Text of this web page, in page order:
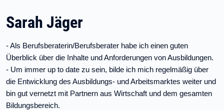
Sarah Jäger
- Als Berufsberaterin/Berufsberater habe ich einen guten
Überblick über die Inhalte und Anforderungen von Ausbildungen.
- Um immer up to date zu sein, bilde ich mich regelmäßig über
die Entwicklung des Ausbildungs- und Arbeitsmarktes weiter und
bin gut vernetzt mit Partnern aus Wirtschaft und dem gesamten
Bildungsbereich.